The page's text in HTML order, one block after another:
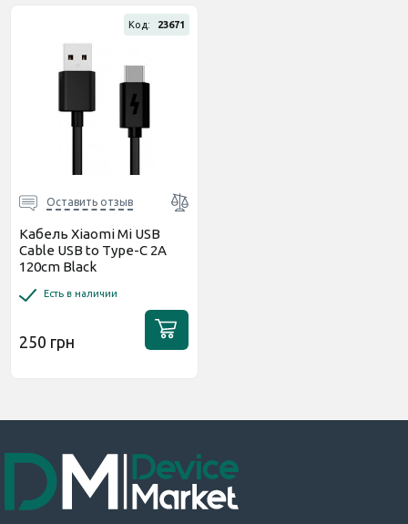
Код: 23671
Оставить отзыв
Кабель Xiaomi Mi USB
Cable USB to Type-C 2A
120cm Black
Есть в наличии
250 грн